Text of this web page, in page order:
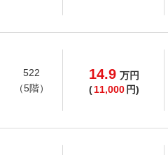
522
（5階）
14.9 万円
( 11,000 円)